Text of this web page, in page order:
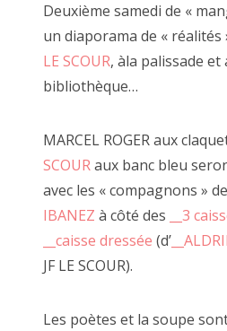
2020 août
2020 avril
2020 mars
2020 février
2019 décembre
Deuxième samedi de «
un diaporama de «
LE SCOUR, àla palissade et
bibliothèque…
MARCEL ROGER aux
SCOURaux banc bleu
avec les « compagnons » de
IBANEZ à côté des __3
__caisse dressée (d’
JF LE SCOUR).
Les poètes et la soupe